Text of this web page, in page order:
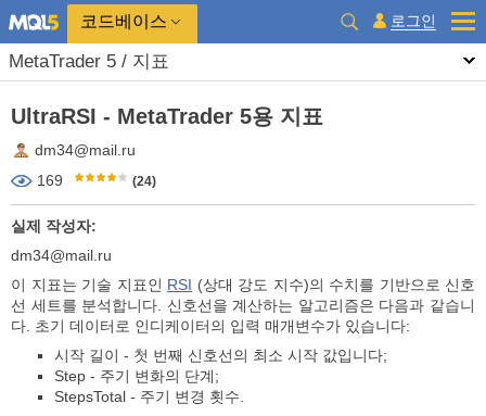
코드베이스 로그인
MetaTrader 5 / 지표
UltraRSI - MetaTrader 5용 지표
dm34@mail.ru
169
(24)
실제 작성자:
dm34@mail.ru
이 지표는 기술 지표인 RSI (상대 강도 지수)의 수치를 기반으로 신호
선 세트를 분석합니다. 신호선을 계산하는 알고리즘은 다음과 같습니
다. 초기 데이터로 인디케이터의 입력 매개변수가 있습니다:
시작 길이 - 첫 번째 신호선의 최소 시작 값입니다;
Step - 주기 변화의 단계;
StepsTotal - 주기 변경 횟수.